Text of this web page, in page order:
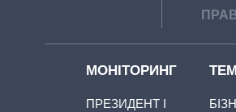
МОНІТОРИНГ
ПРЕЗИДЕНТ І